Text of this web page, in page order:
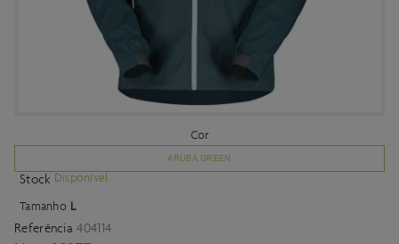
Cor
ARUBA GREEN
Stock Disponível
Tamanho L
Referência 404114